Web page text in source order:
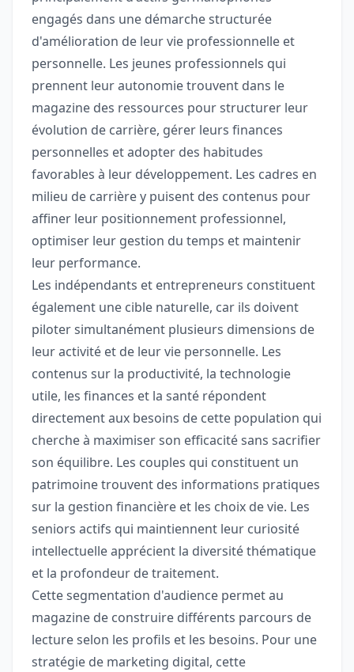
engagés dans une démarche structurée
d'amélioration de leur vie professionnelle et
personnelle. Les jeunes professionnels qui
prennent leur autonomie trouvent dans le
magazine des ressources pour structurer leur
évolution de carrière, gérer leurs finances
personnelles et adopter des habitudes
favorables à leur développement. Les cadres en
milieu de carrière y puisent des contenus pour
affiner leur positionnement professionnel,
optimiser leur gestion du temps et maintenir
leur performance.
Les indépendants et entrepreneurs constituent
également une cible naturelle, car ils doivent
piloter simultanément plusieurs dimensions de
leur activité et de leur vie personnelle. Les
contenus sur la productivité, la technologie
utile, les finances et la santé répondent
directement aux besoins de cette population qui
cherche à maximiser son efficacité sans sacrifier
son équilibre. Les couples qui constituent un
patrimoine trouvent des informations pratiques
sur la gestion financière et les choix de vie. Les
seniors actifs qui maintiennent leur curiosité
intellectuelle apprécient la diversité thématique
et la profondeur de traitement.
Cette segmentation d'audience permet au
magazine de construire différents parcours de
lecture selon les profils et les besoins. Pour une
stratégie de marketing digital, cette